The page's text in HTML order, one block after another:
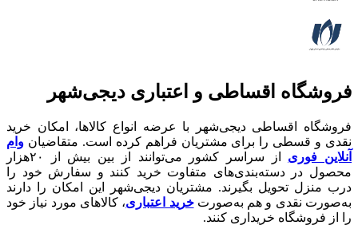
فروشگاه اقساطی و اعتباری دیجی‌شهر
فروشگاه اقساطی دیجی‌شهر با عرضه انواع کالا‌ها، امکان خرید
نقدی و قسطی را برای مشتریان فراهم کرده است. متقاضیان وام
آنلاین فوری
از سراسر کشور می‌توانند از بین بیش از ۲۰هزار
محصول در دسته‌بندی‌های متفاوت خرید کنند و سفارش خود را
درب منزل تحویل بگیرند. مشتریان دیجی‌شهر این امکان را دارند
به‌صورت نقدی و هم به‌صورت خرید اعتباری، کالاهای مورد نیاز خود
را از فروشگاه خریداری کنند.